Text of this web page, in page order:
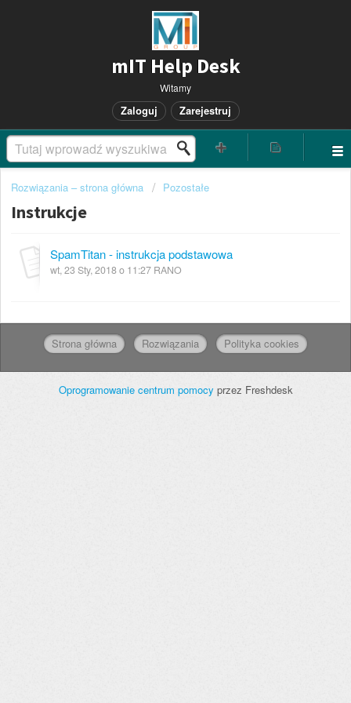
mIT Help Desk
Witamy
Zaloguj Zarejestruj
Rozwiązania – strona główna Pozostałe
Instrukcje
SpamTitan - instrukcja podstawowa
wt, 23 Sty, 2018 o 11:27 RANO
Strona główna Rozwiązania Polityka cookies
Oprogramowanie centrum pomocy przez Freshdesk